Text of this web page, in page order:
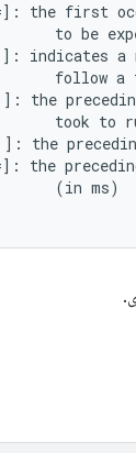
the first
to be
indicates a
follow a
the
took to
]: the
the
(in ms)